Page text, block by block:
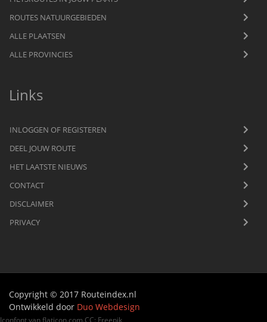
ROUTES NATUURGEBIEDEN
ALLE PLAATSEN
ALLE PROVINCIES
Links
INLOGGEN OF REGISTEREN
DEEL JOUW ROUTE
HET LAATSTE NIEUWS
CONTACT
DISCLAIMER
PRIVACY
Copyright © 2017 Routeindex.nl
Ontwikkeld door Duo Webdesign
Iconfont vanflaticon.com.CC: Freepik